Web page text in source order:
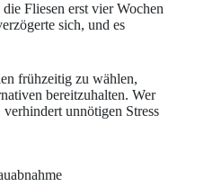
Fliesen erst vier Wochen
sich, und es
frühzeitig zu wählen,
bereitzuhalten. Wer
unnötigen Stress